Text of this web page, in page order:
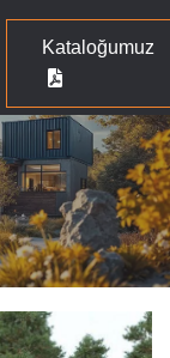
Kataloğumuz